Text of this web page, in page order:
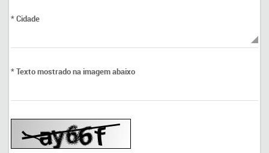
* Cidade
* Texto mostrado na imagem abaixo